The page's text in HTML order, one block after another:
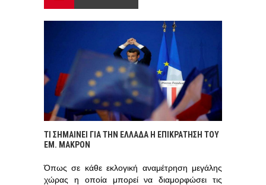
ΤΙ ΣΗΜΑΊΝΕΙ ΓΙΑ ΤΗΝ ΕΛΛΆΔΑ Η ΕΠΙΚΡΆΤΗΣΗ ΤΟΥ
ΕΜ. ΜΑΚΡΌΝ
Όπως σε κάθε εκλογική αναμέτρηση μεγάλης
χώρας η οποία μπορεί να διαμορφώσει τις